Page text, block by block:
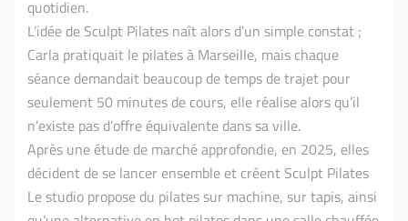
quotidien.
L’idée de Sculpt Pilates naît alors d’un simple constat ;
Carla pratiquait le pilates à Marseille, mais chaque
séance demandait beaucoup de temps de trajet pour
seulement 50 minutes de cours, elle réalise alors qu’il
n’existe pas d’offre équivalente dans sa ville.
Après une étude de marché approfondie, en 2025, elles
décident de se lancer ensemble et créent Sculpt Pilates
Le studio propose du pilates sur machine, sur tapis, ainsi